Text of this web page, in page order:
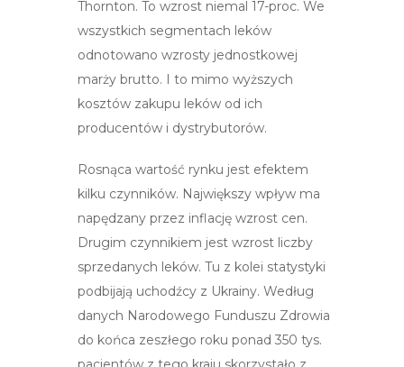
Thornton. To wzrost niemal 17-proc. We
wszystkich segmentach leków
odnotowano wzrosty jednostkowej
marży brutto. I to mimo wyższych
kosztów zakupu leków od ich
producentów i dystrybutorów.
Rosnąca wartość rynku jest efektem
kilku czynników. Największy wpływ ma
napędzany przez inflację wzrost cen.
Drugim czynnikiem jest wzrost liczby
sprzedanych leków. Tu z kolei statystyki
podbijają uchodźcy z Ukrainy. Według
danych Narodowego Funduszu Zdrowia
do końca zeszłego roku ponad 350 tys.